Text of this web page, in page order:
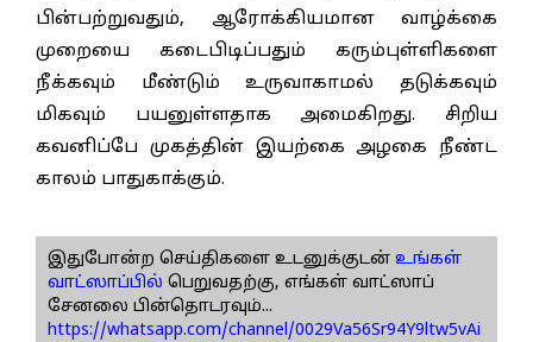
பின்பற்றுவதும், ஆரோக்கியமான வாழ்க்கை
முறையை கடைபிடிப்பதும் கரும்புள்ளிகளை
நீக்கவும் மீண்டும் உருவாகாமல் தடுக்கவும்
மிகவும் பயனுள்ளதாக அமைகிறது. சிறிய
கவனிப்பே முகத்தின் இயற்கை அழகை நீண்ட
காலம் பாதுகாக்கும்.
இதுபோன்ற செய்திகளை உடனுக்குடன் உங்கள்
வாட்ஸாப்பில் பெறுவதற்கு, எங்கள் வாட்ஸாப்
சேனலை பின்தொடரவும்...
https://whatsapp.com/channel/0029Va56Sr94Y9ltw5vAi